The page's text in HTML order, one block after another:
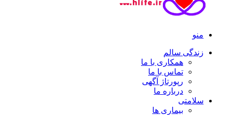
منو
زندگی سالم
همکاری با ما
تماس با ما
رپورتاژ آگهی
درباره ما
سلامتی
بیماری ها